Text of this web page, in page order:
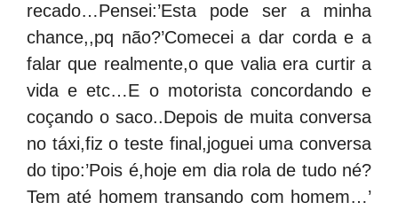
recado…Pensei:’Esta pode ser a minha
chance,,pq não?’Comecei a dar corda e a
falar que realmente,o que valia era curtir a
vida e etc…E o motorista concordando e
coçando o saco..Depois de muita conversa
no táxi,fiz o teste final,joguei uma conversa
do tipo:’Pois é,hoje em dia rola de tudo né?
Tem até homem transando com homem…’